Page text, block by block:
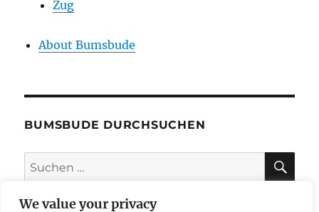
We value your privacy
Zug
About Bumsbude
BUMSBUDE DURCHSUCHEN
Suche
nach: